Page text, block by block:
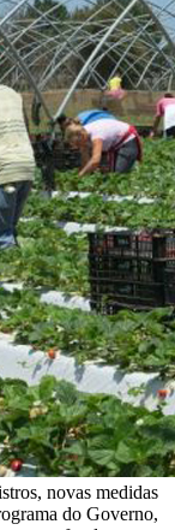
novas medidas
do Governo,